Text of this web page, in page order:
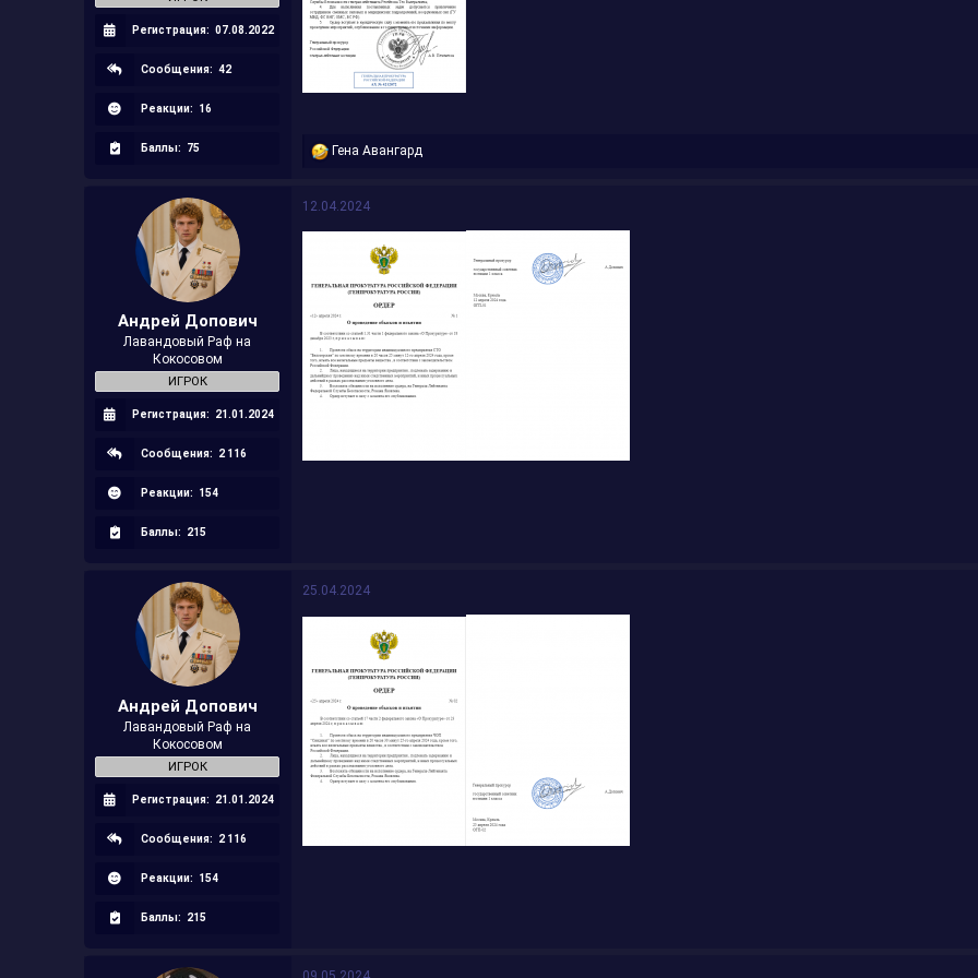
Регистрация: 07.08.2022
Сообщения: 42
Реакции: 16
Баллы: 75
Р
к
и
Гена Авангард
Андрей Допович
Лавандовый Раф на
Кокосовом
ИГРОК
Регистрация: 21.01.2024
Сообщения: 2 116
Реакции: 154
Баллы: 215
12.04.2024
Андрей Допович
Лавандовый Раф на
Кокосовом
ИГРОК
Регистрация: 21.01.2024
Сообщения: 2 116
Реакции: 154
Баллы: 215
25.04.2024